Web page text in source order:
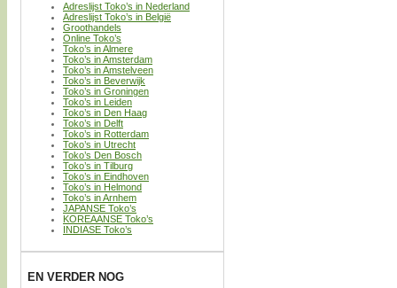
Adreslijst Toko’s in Nederland
Adreslijst Toko’s in België
Groothandels
Online Toko’s
Toko’s in Almere
Toko’s in Amsterdam
Toko’s in Amstelveen
Toko’s in Beverwijk
Toko’s in Groningen
Toko’s in Leiden
Toko’s in Den Haag
Toko’s in Delft
Toko’s in Rotterdam
Toko’s in Utrecht
Toko’s Den Bosch
Toko’s in Tilburg
Toko’s in Eindhoven
Toko’s in Helmond
Toko’s in Arnhem
JAPANSE Toko’s
KOREAANSE Toko’s
INDIASE Toko’s
EN VERDER NOG